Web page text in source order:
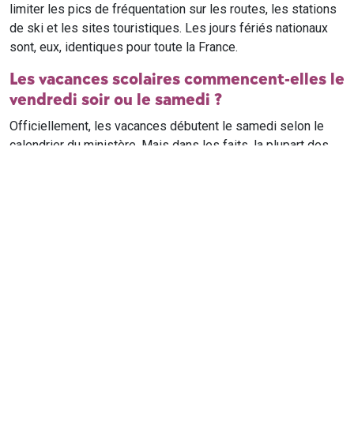
limiter les pics de fréquentation sur les routes, les stations
de ski et les sites touristiques. Les jours fériés nationaux
sont, eux, identiques pour toute la France.
Les vacances scolaires commencent-elles le
vendredi soir ou le samedi ?
Officiellement, les vacances débutent le samedi selon le
calendrier du ministère. Mais dans les faits, la plupart des